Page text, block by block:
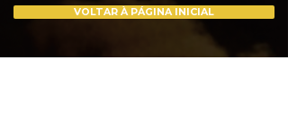
VOLTAR À PÁGINA INICIAL